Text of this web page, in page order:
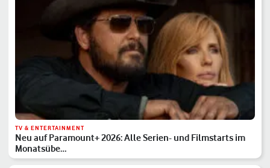
TV & ENTERTAINMENT
Neu auf Paramount+ 2026: Alle Serien- und Filmstarts im
Monatsübe…